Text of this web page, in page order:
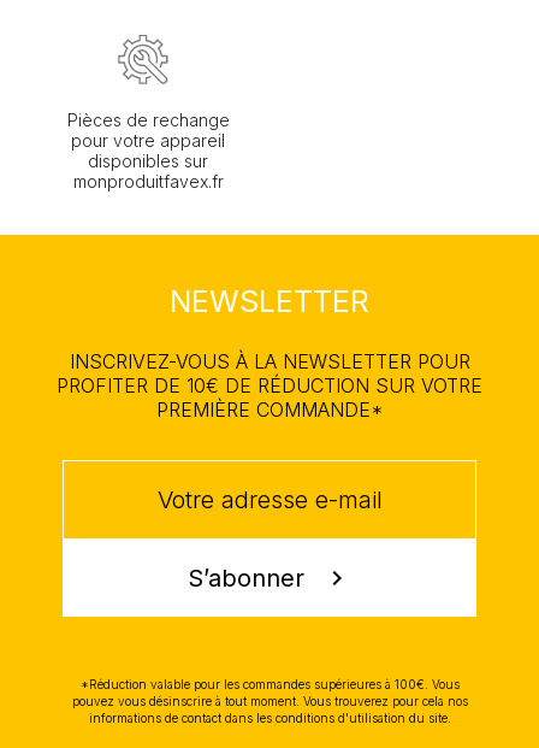
Pièces de rechange
pour votre appareil
disponibles sur
monproduitfavex.fr
NEWSLETTER
INSCRIVEZ-VOUS À LA NEWSLETTER POUR
PROFITER DE 10€ DE RÉDUCTION SUR VOTRE
PREMIÈRE COMMANDE*
S’abonner chevron_right
*Réduction valable pour les commandes supérieures à 100€. Vous
pouvez vous désinscrire à tout moment. Vous trouverez pour cela nos
informations de contact dans les conditions d'utilisation du site.